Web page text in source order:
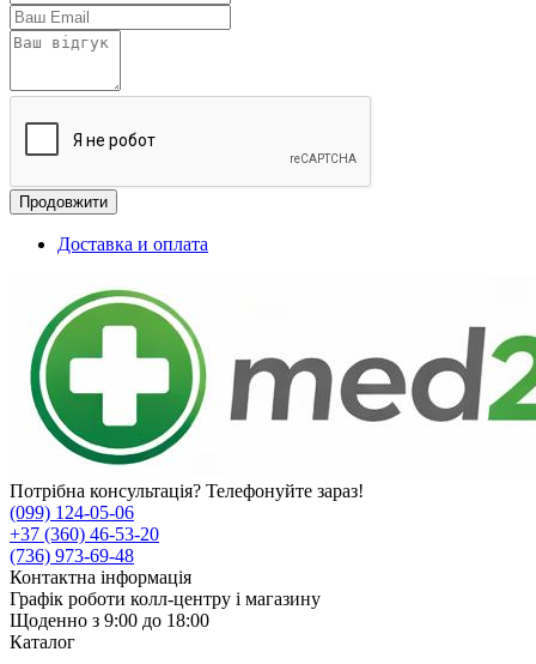
Продовжити
Доставка и оплата
Потрібна консультація? Телефонуйте зараз!
(099) 124-05-06
+37 (360) 46-53-20
(736) 973-69-48
Контактна інформація
Графік роботи колл-центру і магазину
Щоденно з 9:00 до 18:00
Каталог